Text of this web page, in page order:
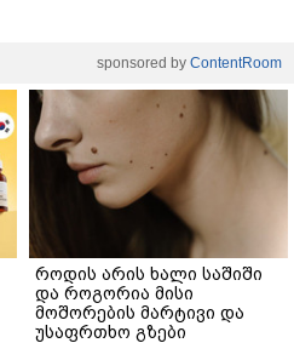
sponsored by ContentRoom
როდის არის ხალი საშიში
და როგორია მისი
მოშორების მარტივი და
უსაფრთხო გზები